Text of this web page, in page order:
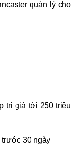
quản lý cho
trị giá tới 250 triệu
trước 30 ngày